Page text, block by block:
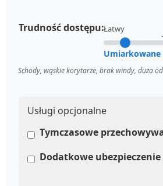
Trudność dostępu:Łatwy
Umiarkowane
Schody, wąskie korytarze, brak windy, duża
Usługi opcjonalne
Tymczasowe
Dodatkowe ubezpieczenie